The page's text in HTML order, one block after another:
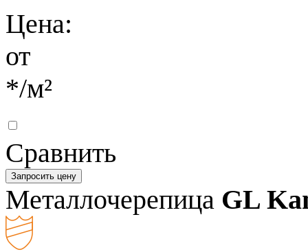
Цена:
от
*/м²
Сравнить
Запросить цену
Металлочерепица GL